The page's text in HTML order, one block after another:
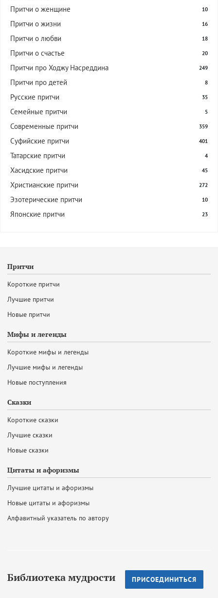
Притчи о женщине 10
Притчи о жизни 16
Притчи о любви 18
Притчи о счастье 20
Притчи про Ходжу Насреддина 249
Притчи про детей 8
Русские притчи 35
Семейные притчи 5
Современные притчи 359
Суфийские притчи 401
Татарские притчи 4
Хасидские притчи 45
Христианские притчи 272
Эзотерические притчи 10
Японские притчи 23
Притчи
Короткие притчи
Лучшие притчи
Новые притчи
Мифы и легенды
Короткие мифы и легенды
Лучшие мифы и легенды
Новые поступления
Сказки
Короткие сказки
Лучшие сказки
Новые сказки
Цитаты и афоризмы
Лучшие цитаты и афоризмы
Новые цитаты и афоризмы
Алфавитный указатель по автору
Библиотека мудрости ПРИСОЕДИНИТЬСЯ